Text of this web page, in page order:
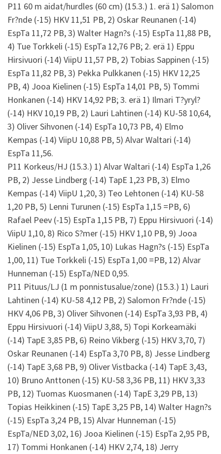
P11 60 m aidat/hurdles (60 cm) (15.3.) 1. erä 1) Salomon
Fr?nde (-15) HKV 11,51 PB, 2) Oskar Reunanen (-14)
EspTa 11,72 PB, 3) Walter Hagn?s (-15) EspTa 11,88 PB,
4) Tue Torkkeli (-15) EspTa 12,76 PB; 2. erä 1) Eppu
Hirsivuori (-14) ViipU 11,57 PB, 2) Tobias Sappinen (-15)
EspTa 11,82 PB, 3) Pekka Pulkkanen (-15) HKV 12,25
PB, 4) Jooa Kielinen (-15) EspTa 14,01 PB, 5) Tommi
Honkanen (-14) HKV 14,92 PB; 3. erä 1) Ilmari T?yryl?
(-14) HKV 10,19 PB, 2) Lauri Lahtinen (-14) KU-58 10,64,
3) Oliver Sihvonen (-14) EspTa 10,73 PB, 4) Elmo
Kempas (-14) ViipU 10,88 PB, 5) Alvar Waltari (-14)
EspTa 11,56.
P11 Korkeus/HJ (15.3.) 1) Alvar Waltari (-14) EspTa 1,26
PB, 2) Jesse Lindberg (-14) TapE 1,23 PB, 3) Elmo
Kempas (-14) ViipU 1,20, 3) Teo Lehtonen (-14) KU-58
1,20 PB, 5) Lenni Turunen (-15) EspTa 1,15 =PB, 6)
Rafael Peev (-15) EspTa 1,15 PB, 7) Eppu Hirsivuori (-14)
ViipU 1,10, 8) Rico S?mer (-15) HKV 1,10 PB, 9) Jooa
Kielinen (-15) EspTa 1,05, 10) Lukas Hagn?s (-15) EspTa
1,00, 11) Tue Torkkeli (-15) EspTa 1,00 =PB, 12) Alvar
Hunneman (-15) EspTa/NED 0,95.
P11 Pituus/LJ (1 m ponnistusalue/zone) (15.3.) 1) Lauri
Lahtinen (-14) KU-58 4,12 PB, 2) Salomon Fr?nde (-15)
HKV 4,06 PB, 3) Oliver Sihvonen (-14) EspTa 3,93 PB, 4)
Eppu Hirsivuori (-14) ViipU 3,88, 5) Topi Korkeamäki
(-14) TapE 3,85 PB, 6) Reino Vikberg (-15) HKV 3,70, 7)
Oskar Reunanen (-14) EspTa 3,70 PB, 8) Jesse Lindberg
(-14) TapE 3,68 PB, 9) Oliver Vistbacka (-14) TapE 3,43,
10) Bruno Anttonen (-15) KU-58 3,36 PB, 11) HKV 3,33
PB, 12) Tuomas Kuosmanen (-14) TapE 3,29 PB, 13)
Topias Heikkinen (-15) TapE 3,25 PB, 14) Walter Hagn?s
(-15) EspTa 3,24 PB, 15) Alvar Hunneman (-15)
EspTa/NED 3,02, 16) Jooa Kielinen (-15) EspTa 2,95 PB,
17) Tommi Honkanen (-14) HKV 2,74, 18) Jerry